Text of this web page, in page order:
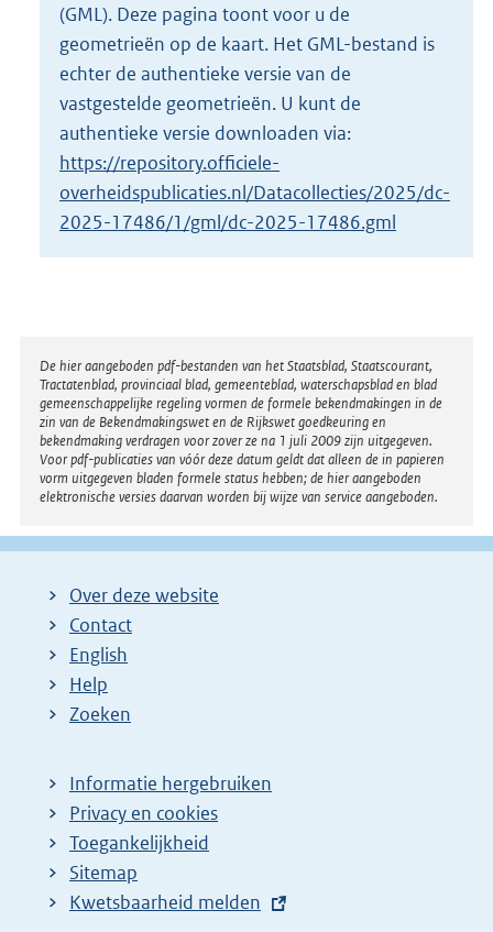
t
e
2
K
b
(GML). Deze pagina toont voor u de
geometrieën op de kaart. Het GML-bestand is
echter de authentieke versie van de
vastgestelde geometrieën. U kunt de
authentieke versie downloaden via:
https://repository.officiele-
overheidspublicaties.nl/Datacollecties/2025/dc-
2025-17486/1/gml/dc-2025-17486.gml
Disclaimer
De hier aangeboden pdf-bestanden van het Staatsblad, Staatscourant,
Tractatenblad, provinciaal blad, gemeenteblad, waterschapsblad en blad
gemeenschappelijke regeling vormen de formele bekendmakingen in de
zin van de Bekendmakingswet en de Rijkswet goedkeuring en
bekendmaking verdragen voor zover ze na 1 juli 2009 zijn uitgegeven.
Voor pdf-publicaties van vóór deze datum geldt dat alleen de in papieren
vorm uitgegeven bladen formele status hebben; de hier aangeboden
elektronische versies daarvan worden bij wijze van service aangeboden.
Over deze website
Contact
English
Help
Zoeken
Informatie hergebruiken
Privacy en cookies
Toegankelijkheid
Sitemap
E
Kwetsbaarheid melden